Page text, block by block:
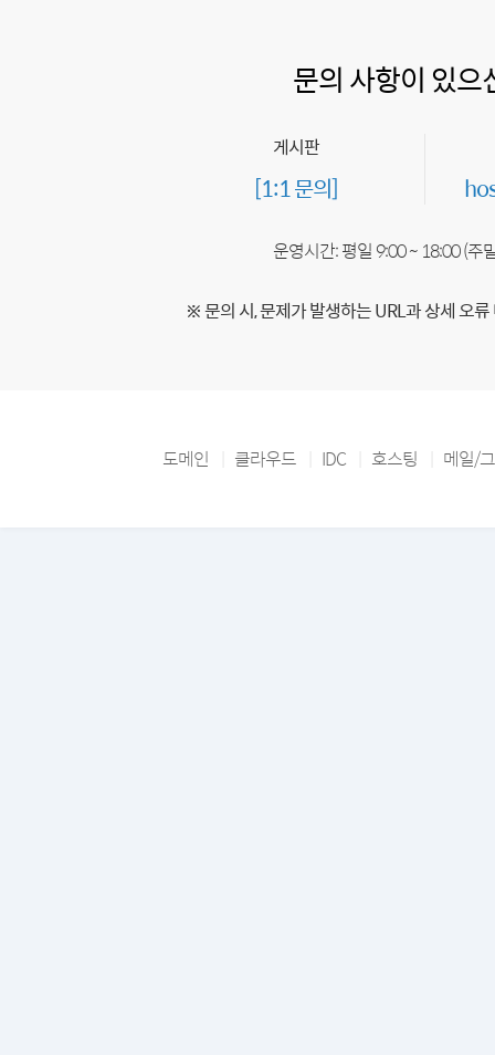
문의 사항이 있으
게시판
[1:1 문의]
운영시간: 평일 9:00 ~ 18:00 (주
※ 문의 시, 문제가 발생하는 URL과 상세 오
도메인 클라우드 IDC 호스팅 메일/